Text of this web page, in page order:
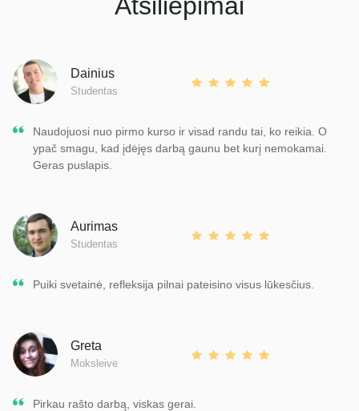
Dainius
Studentas
Naudojuosi nuo pirmo kurso ir visad randu tai, ko reikia. O
ypač smagu, kad įdėjęs darbą gaunu bet kurį nemokamai.
Geras puslapis.
Aurimas
Studentas
Puiki svetainė, refleksija pilnai pateisino visus lūkesčius.
Greta
Moksleivė
Pirkau rašto darbą, viskas gerai.